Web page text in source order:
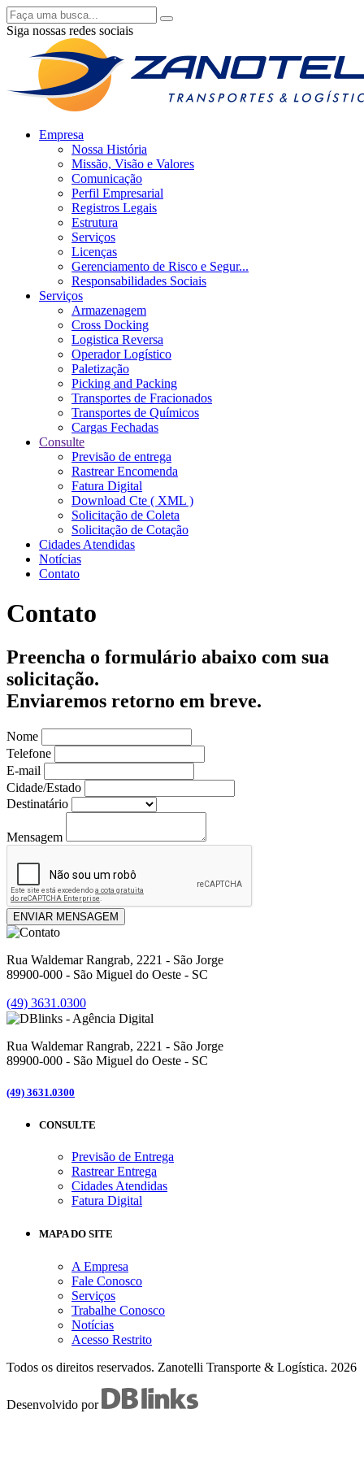
Siga nossas redes sociais
Empresa
Nossa História
Missão, Visão e Valores
Comunicação
Perfil Empresarial
Registros Legais
Estrutura
Serviços
Licenças
Gerenciamento de Risco e Segur...
Responsabilidades Sociais
Serviços
Armazenagem
Cross Docking
Logistica Reversa
Operador Logístico
Paletização
Picking and Packing
Transportes de Fracionados
Transportes de Químicos
Cargas Fechadas
Consulte
Previsão de entrega
Rastrear Encomenda
Fatura Digital
Download Cte ( XML )
Solicitação de Coleta
Solicitação de Cotação
Cidades Atendidas
Notícias
Contato
Contato
Preencha o formulário abaixo com sua
solicitação.
Enviaremos retorno em breve.
Nome
Telefone
E-mail
Cidade/Estado
Destinatário
Mensagem
ENVIAR MENSAGEM
Rua Waldemar Rangrab, 2221 - São Jorge
89900-000 - São Miguel do Oeste - SC
(49) 3631.0300
Rua Waldemar Rangrab, 2221 - São Jorge
89900-000 - São Miguel do Oeste - SC
(49) 3631.0300
CONSULTE
Previsão de Entrega
Rastrear Entrega
Cidades Atendidas
Fatura Digital
MAPA DO SITE
A Empresa
Fale Conosco
Serviços
Trabalhe Conosco
Notícias
Acesso Restrito
Todos os direitos reservados. Zanotelli Transporte & Logística. 2026
Desenvolvido por